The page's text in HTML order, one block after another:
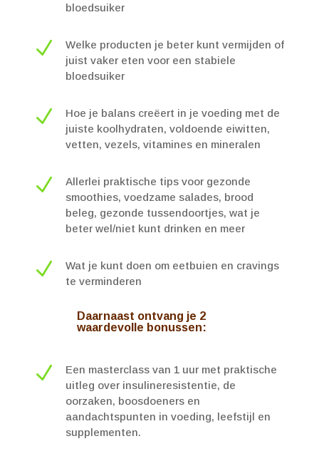
bloedsuiker
N Welke producten je beter kunt vermijden of
juist vaker eten voor een stabiele
bloedsuiker
N
Hoe je balans creëert in je voeding met de
juiste koolhydraten, voldoende eiwitten,
vetten, vezels, vitamines en mineralen
N
Allerlei praktische tips voor gezonde
smoothies, voedzame salades, brood
beleg, gezonde tussendoortjes, wat je
beter wel/niet kunt drinken en meer
N
Wat je kunt doen om eetbuien en cravings
te verminderen
Daarnaast ontvang je 2
waardevolle bonussen:
N
Een masterclass van 1 uur met praktische
uitleg over insulineresistentie, de
oorzaken, boosdoeners en
aandachtspunten in voeding, leefstijl en
supplementen.